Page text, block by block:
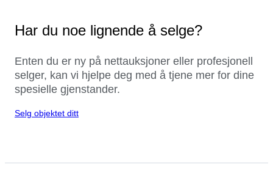
Har du noe lignende å selge?
Enten du er ny på nettauksjoner eller profesjonell
selger, kan vi hjelpe deg med å tjene mer for dine
spesielle gjenstander.
Selg objektet ditt